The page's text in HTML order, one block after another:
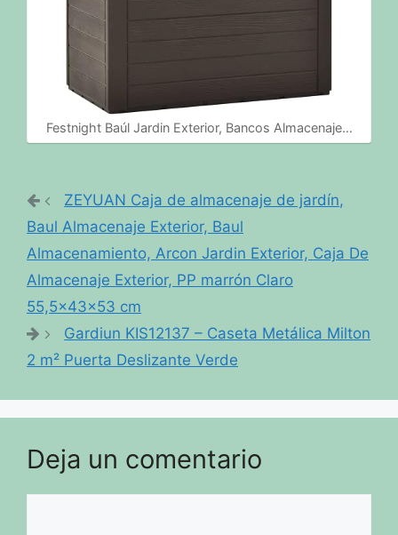
Festnight Baúl Jardin Exterior, Bancos Almacenaje…
ZEYUAN Caja de almacenaje de jardín,
Baul Almacenaje Exterior, Baul
Almacenamiento, Arcon Jardin Exterior, Caja De
Almacenaje Exterior, PP marrón Claro
55,5x43x53 cm
Gardiun KIS12137 – Caseta Metálica Milton
2 m² Puerta Deslizante Verde
Deja un comentario